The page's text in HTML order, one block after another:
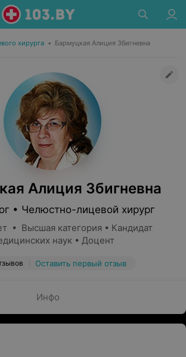
хирурга • Бармуцкая Алиция Збигневна
Алиция Збигневна
• Челюстно-лицевой хирург
• Высшая категория • Кандидат
наук • Доцент
Оставить первый отзыв
Инфо